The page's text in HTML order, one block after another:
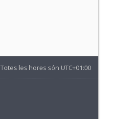
Totes les hores són UTC+01:00